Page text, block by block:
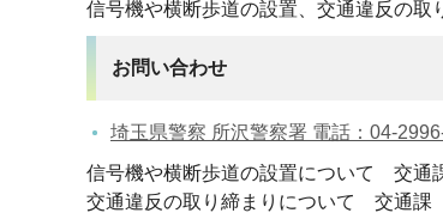
信号機や横断歩道の設置、交通違反の取
お問い合わせ
埼玉県警察 所沢警察署 電話：04-
信号機や横断歩道の設置について 交
交通違反の取り締まりについて 交通